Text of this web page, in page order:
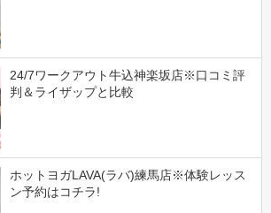
24/7ワークアウト牛込神楽坂店※口コミ評
判＆ライザップと比較
ホットヨガLAVA(ラバ)練馬店※体験レッス
ン予約はコチラ!